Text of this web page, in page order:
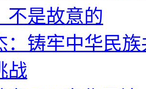
不是故意的
：铸牢中华民
战